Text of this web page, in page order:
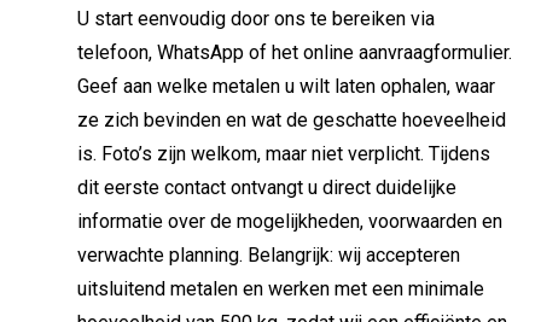
U start eenvoudig door ons te bereiken via
telefoon, WhatsApp of het online aanvraagformulier.
Geef aan welke metalen u wilt laten ophalen, waar
ze zich bevinden en wat de geschatte hoeveelheid
is. Foto’s zijn welkom, maar niet verplicht. Tijdens
dit eerste contact ontvangt u direct duidelijke
informatie over de mogelijkheden, voorwaarden en
verwachte planning. Belangrijk: wij accepteren
uitsluitend metalen en werken met een minimale